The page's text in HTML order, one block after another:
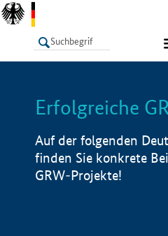
LISTE
Erfolgreiche
Auf der folgenden
finden Sie konkrete
GRW-Projekte!